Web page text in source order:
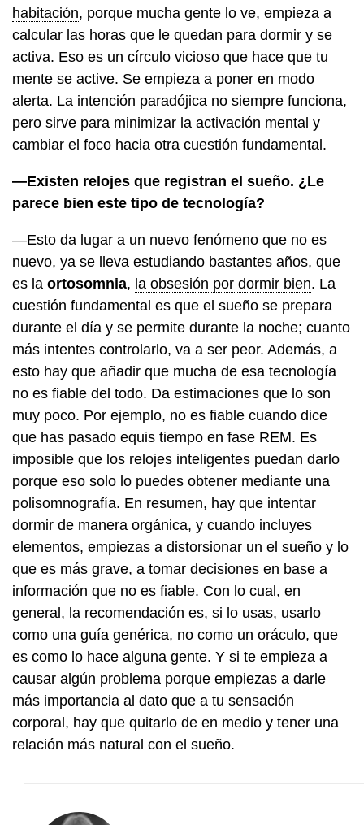
habitación, porque mucha gente lo ve, empieza a
calcular las horas que le quedan para dormir y se
activa. Eso es un círculo vicioso que hace que tu
mente se active. Se empieza a poner en modo
alerta. La intención paradójica no siempre funciona,
pero sirve para minimizar la activación mental y
cambiar el foco hacia otra cuestión fundamental.
—Existen relojes que registran el sueño. ¿Le
parece bien este tipo de tecnología?
—Esto da lugar a un nuevo fenómeno que no es
nuevo, ya se lleva estudiando bastantes años, que
es la ortosomnia, la obsesión por dormir bien. La
cuestión fundamental es que el sueño se prepara
durante el día y se permite durante la noche; cuanto
más intentes controlarlo, va a ser peor. Además, a
esto hay que añadir que mucha de esa tecnología
no es fiable del todo. Da estimaciones que lo son
muy poco. Por ejemplo, no es fiable cuando dice
que has pasado equis tiempo en fase REM. Es
imposible que los relojes inteligentes puedan darlo
porque eso solo lo puedes obtener mediante una
polisomnografía. En resumen, hay que intentar
dormir de manera orgánica, y cuando incluyes
elementos, empiezas a distorsionar un el sueño y lo
que es más grave, a tomar decisiones en base a
información que no es fiable. Con lo cual, en
general, la recomendación es, si lo usas, usarlo
como una guía genérica, no como un oráculo, que
es como lo hace alguna gente. Y si te empieza a
causar algún problema porque empiezas a darle
más importancia al dato que a tu sensación
corporal, hay que quitarlo de en medio y tener una
relación más natural con el sueño.